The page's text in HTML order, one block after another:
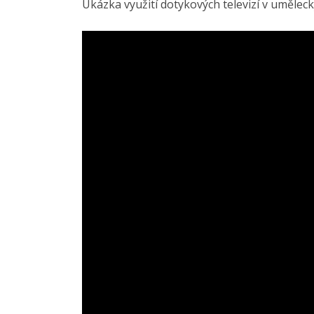
Ukázka využití dotykových televizí v